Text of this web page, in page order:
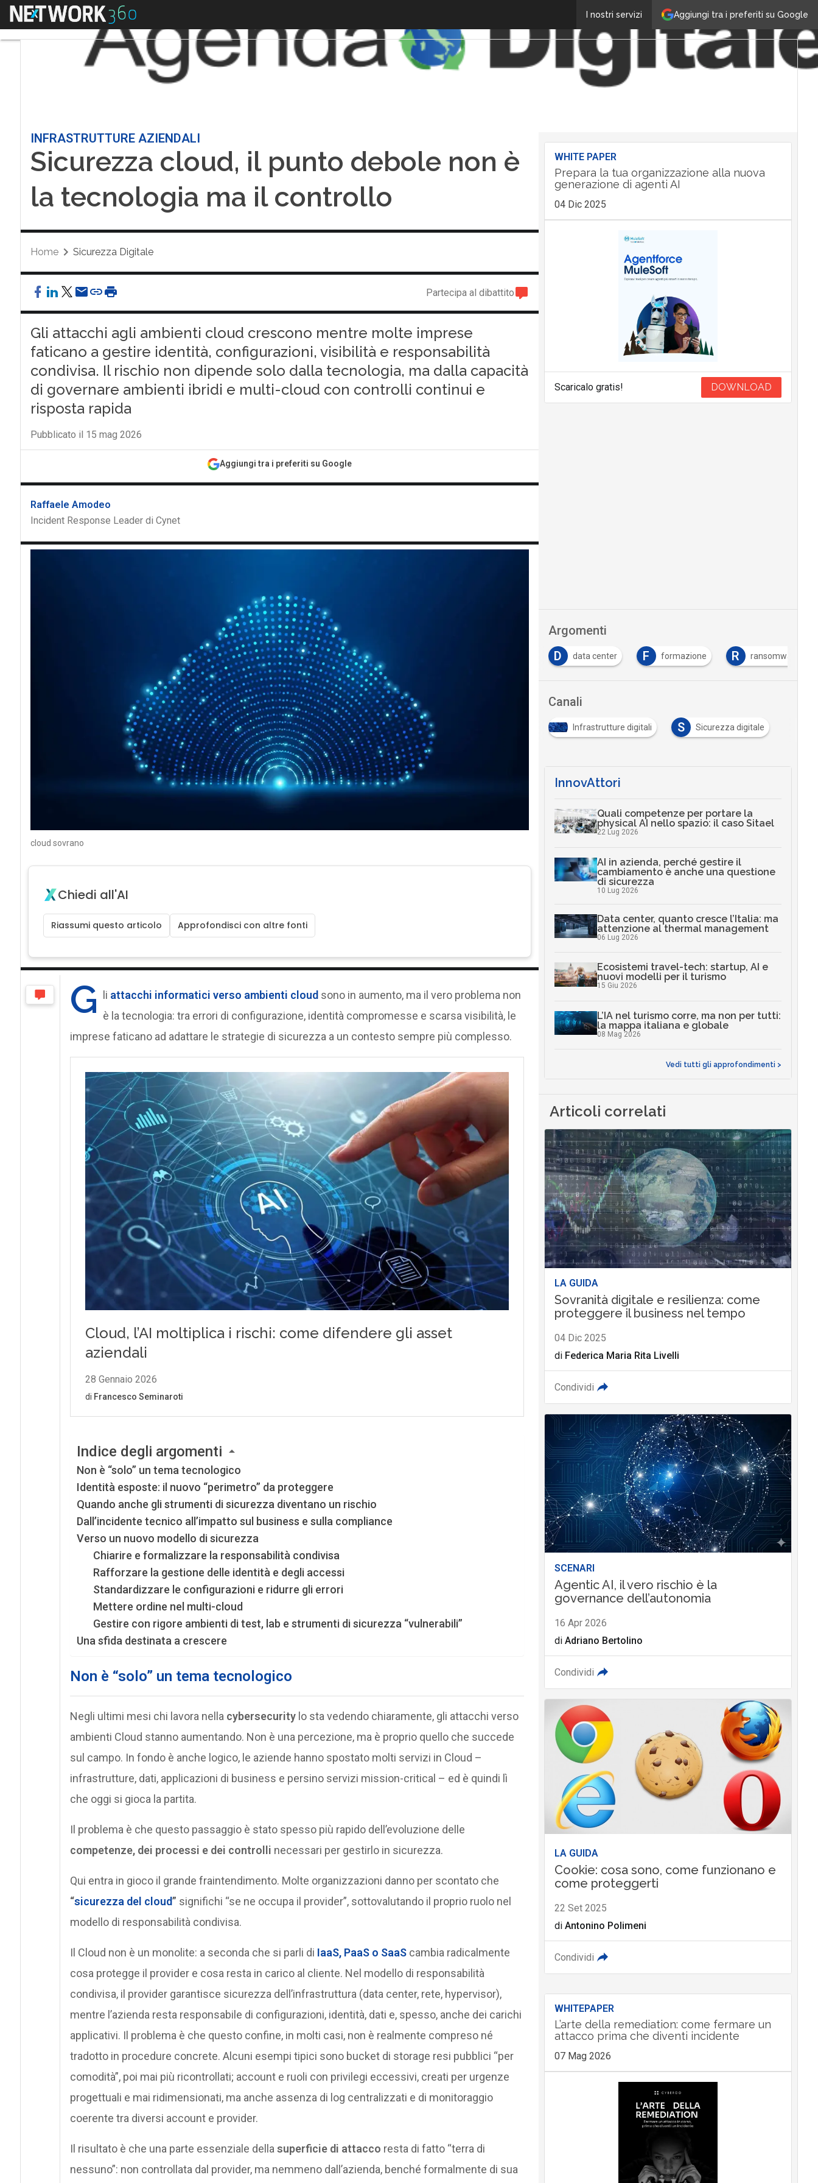
Aggiungi tra i preferiti su Google
I nostri servizi
Menu
INFRASTRUTTURE AZIENDALI
Sicurezza cloud, il punto debole non è
la tecnologia ma il controllo
Home Sicurezza Digitale
Partecipa al dibattito
Gli attacchi agli ambienti cloud crescono mentre molte imprese
faticano a gestire identità, configurazioni, visibilità e responsabilità
condivisa. Il rischio non dipende solo dalla tecnologia, ma dalla capacità
di governare ambienti ibridi e multi-cloud con controlli continui e
risposta rapida
Pubblicato il 15 mag 2026
Aggiungi tra i preferiti su Google
Raffaele Amodeo
Incident Response Leader di Cynet
cloud sovrano
Chiedi all'AI
Riassumi questo articolo Approfondisci con altre fonti
G li attacchi informatici verso ambienti cloud sono in aumento, ma il vero problema non
è la tecnologia: tra errori di configurazione, identità compromesse e scarsa visibilità, le
imprese faticano ad adattare le strategie di sicurezza a un contesto sempre più complesso.
Indice degli argomenti
Non è “solo” un tema tecnologico
Identità esposte: il nuovo “perimetro” da proteggere
Quando anche gli strumenti di sicurezza diventano un rischio
Dall’incidente tecnico all’impatto sul business e sulla compliance
Verso un nuovo modello di sicurezza
Chiarire e formalizzare la responsabilità condivisa
Rafforzare la gestione delle identità e degli accessi
Standardizzare le configurazioni e ridurre gli errori
Mettere ordine nel multi-cloud
Gestire con rigore ambienti di test, lab e strumenti di sicurezza “vulnerabili”
Una sfida destinata a crescere
Non è “solo” un tema tecnologico
Negli ultimi mesi chi lavora nella cybersecuritylo sta vedendo chiaramente, gli attacchi verso
ambienti Cloud stanno aumentando. Non è una percezione, ma è proprio quello che succede
sul campo. In fondo è anche logico, le aziende hanno spostato molti servizi in Cloud –
infrastrutture, dati, applicazioni di business e persino servizi mission-critical – ed è quindi lì
che oggi si gioca la partita.
Il problema è che questo passaggio è stato spesso più rapido dell’evoluzione delle
competenze, dei processi e dei controlli necessari per gestirlo in sicurezza.
Qui entra in gioco il grande fraintendimento. Molte organizzazioni danno per scontato che
“sicurezza del cloud” significhi “se ne occupa il provider”, sottovalutando il proprio ruolo nel
modello di responsabilità condivisa.
Il Cloud non è un monolite: a seconda che si parli di IaaS, PaaS o SaaScambia radicalmente
cosa protegge il provider e cosa resta in carico al cliente. Nel modello di responsabilità
condivisa, il provider garantisce sicurezza dell’infrastruttura (data center, rete, hypervisor),
mentre l’azienda resta responsabile di configurazioni, identità, dati e, spesso, anche dei carichi
applicativi. Il problema è che questo confine, in molti casi, non è realmente compreso né
tradotto in procedure concrete. Alcuni esempi tipici sono bucket di storage resi pubblici “per
comodità”, poi mai più ricontrollati; account e ruoli con privilegi eccessivi, creati per urgenze
progettuali e mai ridimensionati, ma anche assenza di log centralizzati e di monitoraggio
coerente tra diversi account e provider.
Il risultato è che una parte essenziale della superficie di attacco resta di fatto “terra di
nessuno”: non controllata dal provider, ma nemmeno dall’azienda, benché formalmente di sua
WHITE PAPER
Prepara la tua organizzazione alla nuova
generazione di agenti AI
04 Dic 2025
Scaricalo gratis! DOWNLOAD
Argomenti
F formazione R ransomware Tutto su Cyber
Canali
Infrastrutture digitali S Sicurezza digitale
InnovAttori
Quali competenze per portare la
physical AI nello spazio: il caso Sitael
22 Lug 2026
AI in azienda, perché gestire il
cambiamento è anche una questione
di sicurezza
10 Lug 2026
Data center, quanto cresce l’Italia: ma
attenzione al thermal management
06 Lug 2026
Ecosistemi travel-tech: startup, AI e
nuovi modelli per il turismo
15 Giu 2026
L’IA nel turismo corre, ma non per tutti:
la mappa italiana e globale
08 Mag 2026
Vedi tutti gli approfondimenti >
Articoli correlati
LA GUIDA
Sovranità digitale e resilienza: come
proteggere il business nel tempo
04 Dic 2025
di Federica Maria Rita Livelli
Condividi
SCENARI
Agentic AI, il vero rischio è la
governance dell’autonomia
16 Apr 2026
di Adriano Bertolino
Condividi
LA GUIDA
Cookie: cosa sono, come funzionano e
come proteggerti
22 Set 2025
di Antonino Polimeni
Condividi
WHITEPAPER
L’arte della remediation: come fermare un
attacco prima che diventi incidente
07 Mag 2026